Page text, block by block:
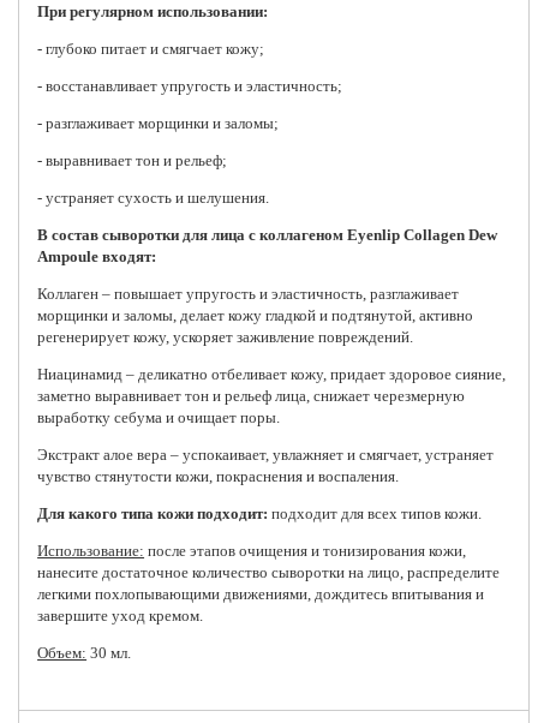
При регулярном использовании:
- глубоко питает и смягчает кожу;
- восстанавливает упругость и эластичность;
- разглаживает морщинки и заломы;
- выравнивает тон и рельеф;
- устраняет сухость и шелушения.
В состав сыворотки для лица с коллагеном Eyenlip Collagen Dew
Ampoule входят:
Коллаген – повышает упругость и эластичность, разглаживает
морщинки и заломы, делает кожу гладкой и подтянутой, активно
регенерирует кожу, ускоряет заживление повреждений.
Ниацинамид – деликатно отбеливает кожу, придает здоровое сияние,
заметно выравнивает тон и рельеф лица, снижает черезмерную
выработку себума и очищает поры.
Экстракт алое вера – успокаивает, увлажняет и смягчает, устраняет
чувство стянутости кожи, покраснения и воспаления.
Для какого типа кожи подходит: подходит для всех типов кожи.
Использование: после этапов очищения и тонизирования кожи,
нанесите достаточное количество сыворотки на лицо, распределите
легкими похлопывающими движениями, дождитесь впитывания и
завершите уход кремом.
Объем: 30 мл.